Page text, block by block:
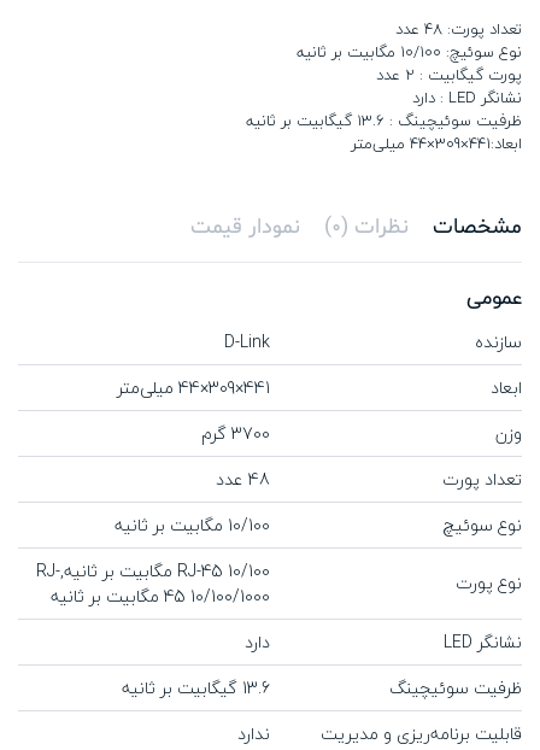
تعداد پورت: 48 عدد
نوع سوئیچ: 10/100 مگابیت بر ثانیه
پورت گیگابیت : 2 عدد
نشانگر LED : دارد
ظرفیت سوئیچینگ : 13.6 گیگابیت بر ثانیه
ابعاد:441×309×44 میلی‌متر
مشخصات نظرات (0) نمودار قیمت
عمومی
سازنده
D-Link
ابعاد
441×309×44 میلی‌متر
وزن
3700 گرم
تعداد پورت
48 عدد
نوع سوئیچ
10/100 مگابیت بر ثانیه
نوع پورت
RJ-45 10/100 مگابیت بر ثانیه,RJ-
45 10/100/1000 مگابیت بر ثانیه
نشانگر LED
دارد
ظرفیت سوئیچینگ
13.6 گیگابیت بر ثانیه
قابلیت برنامه‌ریزی و مدیریت
ندارد